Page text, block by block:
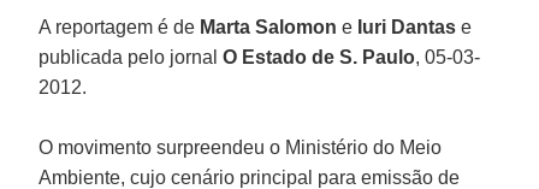
A reportagem é de Marta Salomon e Iuri Dantas e
publicada pelo jornalO Estado de S. Paulo, 05-03-
2012.
O movimento surpreendeu o Ministério do Meio
Ambiente, cujo cenário principal para emissão de